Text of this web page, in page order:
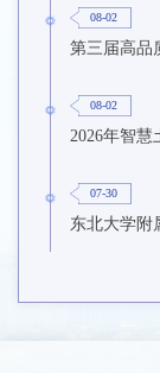
08-02
08-02
07-30
东北大学附